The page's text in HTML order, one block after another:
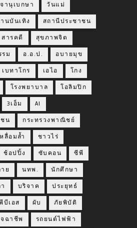
านุเบกษา วันแม่
นบันเทิง สถานีประชาชน
สารคดี สุขภาพจิต
รม อ.อ.ป. อบายมุข
เบทาโกร เอไอ โกง
โรงพยาบาล โอลิมปิก
3เอ็ม AI
น กระทรวงพาณิชย์
ลื่อมล้ำ ชาวไร่
ช้อปปิ้ง ซับคอน ซีพี
ย นทพ. นักศึกษา
บริจาค ประยุทธ์
บีเอส ผับ ภัยพิบัติ
ฉาชีพ รถยนต์ไฟฟ้า